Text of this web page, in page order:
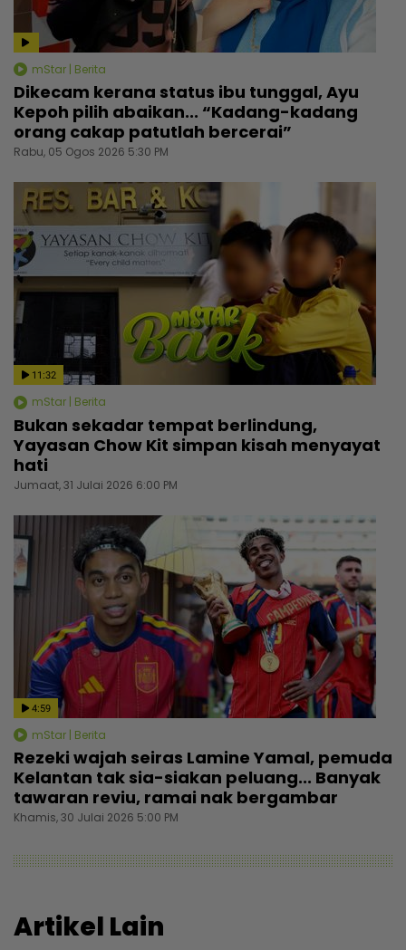
mStar | Berita
Dikecam kerana status ibu tunggal, Ayu
Kepoh pilih abaikan... “Kadang-kadang
orang cakap patutlah bercerai”
Rabu, 05 Ogos 2026 5:30 PM
11:32
mStar | Berita
Bukan sekadar tempat berlindung,
Yayasan Chow Kit simpan kisah menyayat
hati
Jumaat, 31 Julai 2026 6:00 PM
4:59
mStar | Berita
Rezeki wajah seiras Lamine Yamal, pemuda
Kelantan tak sia-siakan peluang... Banyak
tawaran reviu, ramai nak bergambar
Khamis, 30 Julai 2026 5:00 PM
Artikel Lain